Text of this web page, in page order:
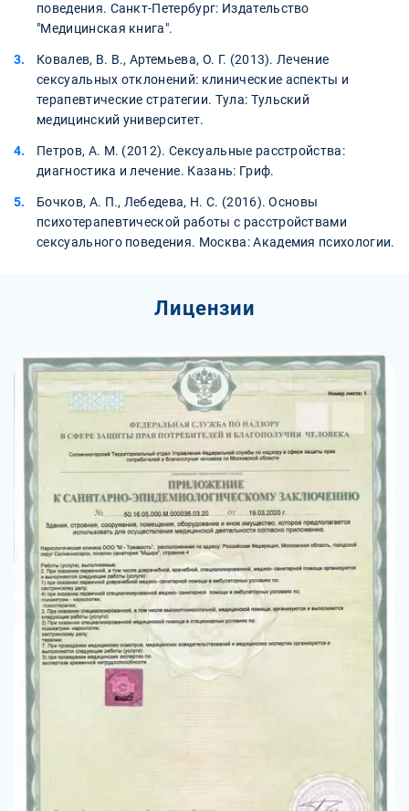
поведения. Санкт-Петербург: Издательство
"Медицинская книга".
Ковалев, В. В., Артемьева, О. Г. (2013). Лечение
сексуальных отклонений: клинические аспекты и
терапевтические стратегии. Тула: Тульский
медицинский университет.
Петров, А. М. (2012). Сексуальные расстройства:
диагностика и лечение. Казань: Гриф.
Бочков, А. П., Лебедева, Н. С. (2016). Основы
психотерапевтической работы с расстройствами
сексуального поведения. Москва: Академия психологии.
Лицензии